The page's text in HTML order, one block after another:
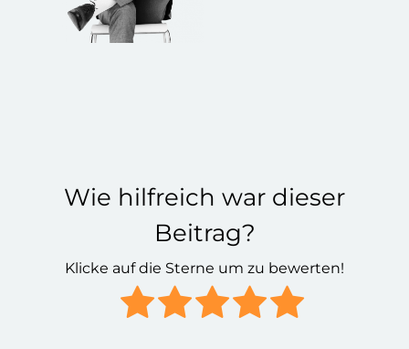
Wie hilfreich war dieser
Beitrag?
Klicke auf die Sterne um zu bewerten!